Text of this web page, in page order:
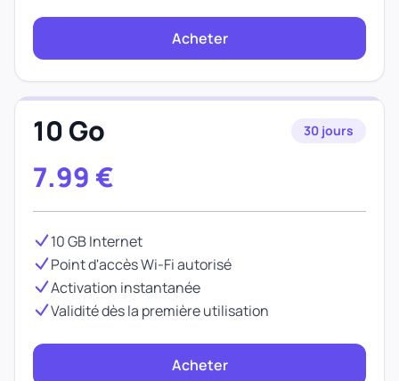
Acheter
10 Go 30 jours
7.99 €
10 GB Internet
Point d'accès Wi-Fi autorisé
Activation instantanée
Validité dès la première utilisation
Acheter